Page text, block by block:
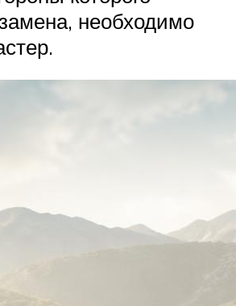
необходимо